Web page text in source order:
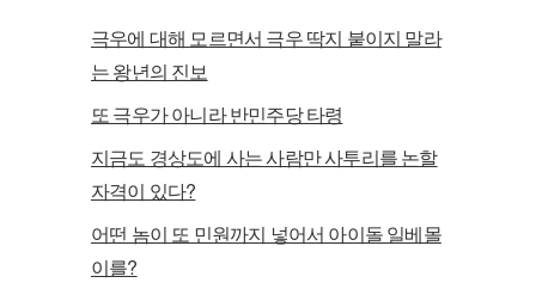
극우에 대해 모르면서 극우 딱지 붙이지 말라
는 왕년의 진보
또 극우가 아니라 반민주당 타령
지금도 경상도에 사는 사람만 사투리를 논할
자격이 있다?
어떤 놈이 또 민원까지 넣어서 아이돌 일베몰
이를?